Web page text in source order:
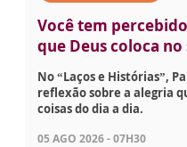
Você tem
que Deus coloca no
No “Laços e Histórias”,
reflexão sobre a alegria
coisas do dia a dia.
05 AGO 2026 - 07H30